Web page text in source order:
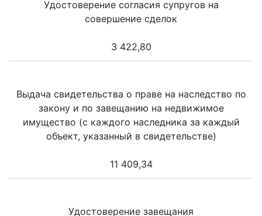
Удостоверение согласия супругов на
совершение сделок
3 422,80
Выдача свидетельства о праве на наследство по
закону и по завещанию на недвижимое
имущество (с каждого наследника за каждый
объект, указанный в свидетельстве)
11 409,34
Удостоверение завещания